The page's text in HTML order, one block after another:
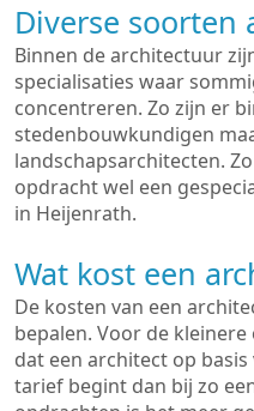
Diverse soorten
Binnen de architectuur
specialisaties waar
concentreren. Zo zijn er
stedenbouwkundigen
landschapsarchitecten.
opdracht wel een
in Heijenrath.
Wat kost een
De kosten van een
bepalen. Voor de
dat een architect op
tarief begint dan bij zo